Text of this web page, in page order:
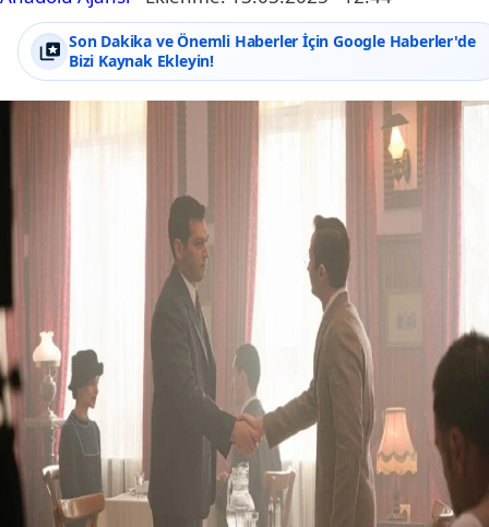
Son Dakika ve Önemli Haberler İçin Google Haberler'de
Bizi Kaynak Ekleyin!